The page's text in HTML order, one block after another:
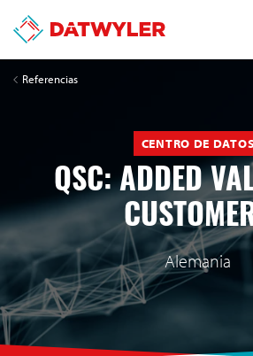
Referencias
CENTRO DE DATOS
QSC: ADDED
Alemania